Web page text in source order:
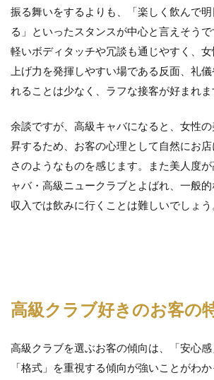
同
じ
業
見
え
品
さ
で
は
高
ク
上
が
理
由
振る舞いをするよりも、「楽しく飲んで
る」といったスタンスが中心と言えそう
軽いボディタッチや冗談も通じやすく、
上げ力を発揮しやすい場である反面、礼
れることは少なく、ラフな接客が好まれま
余談ですが、高級キャバになると、女性
昇するため、お客の心理として自然にお
さのようなものを感じます。また美人度
ャバ・高級ニュークラブとよばれ、一般
収入では飲みに行くことは難しいでしょう
高級クラブ好きのお客の
高級クラブを選ぶお客の傾向は、「安心感
「格式」を重視する傾向が強いことがわ